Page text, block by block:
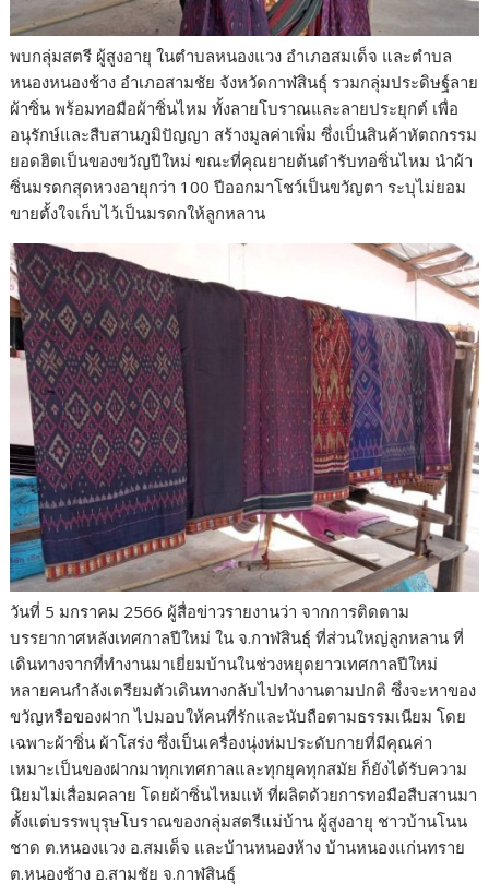
พบกลุ่มสตรี ผู้สูงอายุ ในตำบลหนองแวง อำเภอสมเด็จ และตำบล
หนองหนองช้าง อำเภอสามชัย จังหวัดกาฬสินธุ์ รวมกลุ่มประดิษฐ์ลาย
ผ้าซิ่น พร้อมทอมือผ้าซิ่นไหม ทั้งลายโบราณและลายประยุกต์ เพื่อ
อนุรักษ์และสืบสานภูมิปัญญา สร้างมูลค่าเพิ่ม ซึ่งเป็นสินค้าหัตถกรรม
ยอดฮิตเป็นของขวัญปีใหม่ ขณะที่คุณยายต้นตำรับทอซิ่นไหม นำผ้า
ซิ่นมรดกสุดหวงอายุกว่า 100 ปีออกมาโชว์เป็นขวัญตา ระบุไม่ยอม
ขายตั้งใจเก็บไว้เป็นมรดกให้ลูกหลาน
วันที่ 5 มกราคม 2566 ผู้สื่อข่าวรายงานว่า จากการติดตาม
บรรยากาศหลังเทศกาลปีใหม่ ใน จ.กาฬสินธุ์ ที่ส่วนใหญ่ลูกหลาน ที่
เดินทางจากที่ทำงานมาเยี่ยมบ้านในช่วงหยุดยาวเทศกาลปีใหม่
หลายคนกำลังเตรียมตัวเดินทางกลับไปทำงานตามปกติ ซึ่งจะหาของ
ขวัญหรือของฝาก ไปมอบให้คนที่รักและนับถือตามธรรมเนียม โดย
เฉพาะผ้าซิ่น ผ้าโสร่ง ซึ่งเป็นเครื่องนุ่งห่มประดับกายที่มีคุณค่า
เหมาะเป็นของฝากมาทุกเทศกาลและทุกยุคทุกสมัย ก็ยังได้รับความ
นิยมไม่เสื่อมคลาย โดยผ้าซิ่นไหมแท้ ที่ผลิตด้วยการทอมือสืบสานมา
ตั้งแต่บรรพบุรุษโบราณของกลุ่มสตรีแม่บ้าน ผู้สูงอายุ ชาวบ้านโนน
ชาด ต.หนองแวง อ.สมเด็จ และบ้านหนองห้าง บ้านหนองแก่นทราย
ต.หนองช้าง อ.สามชัย จ.กาฬสินธุ์